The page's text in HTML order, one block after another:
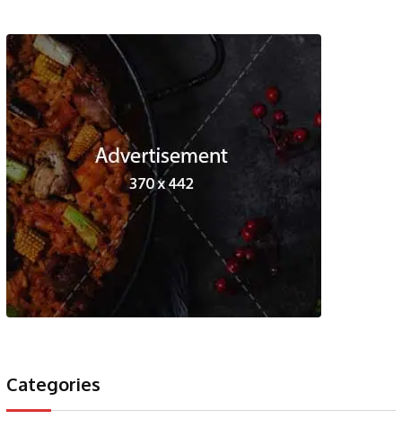
Categories